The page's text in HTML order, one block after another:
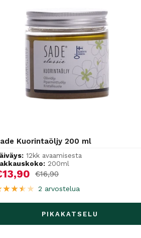
Kuorintaöljy 200 ml
12kk avaamisesta
200ml
Normaalihinta
€16,90
2 arvostelua
PIKAKATSELU